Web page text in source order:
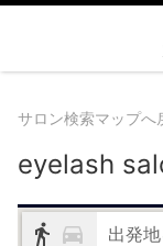
サロン検索マップへ
eyelash
出発